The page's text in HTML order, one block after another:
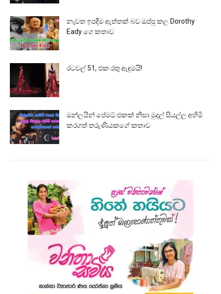
නැවත ඉපදීම ඇත්තක් බව ඔප්පු කල Dorothy
Eady ගෙ කතාව
රටවල් 51, එක රතු ඇඳුමයි!
ඔන්ලයින් පේමට් එකක් නිසා මුදල් සියල්ල අහිමි
කරගත් තරුණියකගේ කතාව